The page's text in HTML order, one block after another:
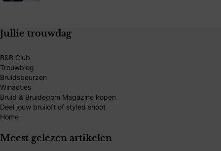
Jullie trouwdag
B&B Club
Trouwblog
Bruidsbeurzen
Winacties
Bruid & Bruidegom Magazine kopen
Deel jouw bruiloft of styled shoot
Home
Meest gelezen artikelen